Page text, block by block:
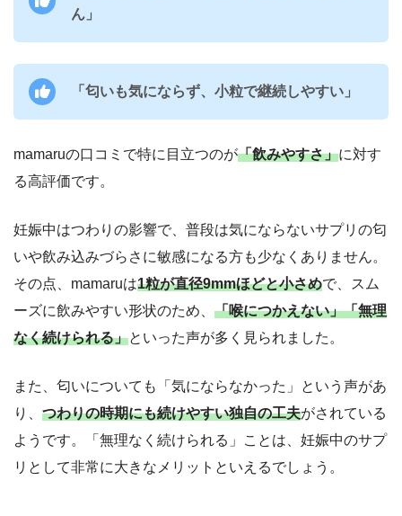
ん」
「匂いも気にならず、小粒で継続しやすい」
mamaruの口コミで特に目立つのが「飲みやすさ」に対す
る高評価です。
妊娠中はつわりの影響で、普段は気にならないサプリの匂
いや飲み込みづらさに敏感になる方も少なくありません。
その点、mamaruは1粒が直径9mmほどと小さめで、スム
ーズに飲みやすい形状のため、 「喉につかえない」「無理
なく続けられる」といった声が多く見られました。
また、匂いについても「気にならなかった」という声があ
り、 つわりの時期にも続けやすい独自の工夫がされている
ようです。「無理なく続けられる」ことは、妊娠中のサプ
リとして非常に大きなメリットといえるでしょう。